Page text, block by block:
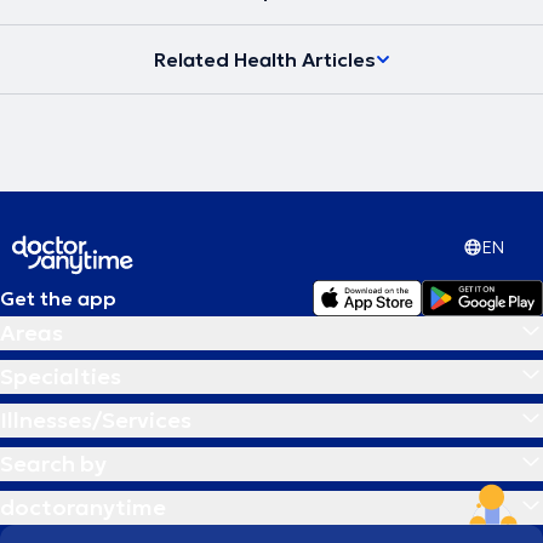
ιατρική εντείνεται όλο και περισσότερο η προσπάθεια για
Related Health Articles
EN
Get the app